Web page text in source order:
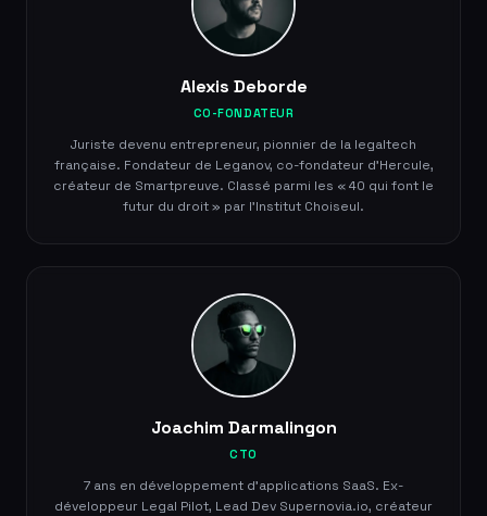
Alexis Deborde
CO-FONDATEUR
Juriste devenu entrepreneur, pionnier de la legaltech
française. Fondateur de Leganov, co-fondateur d'Hercule,
créateur de Smartpreuve. Classé parmi les « 40 qui font le
futur du droit » par l'Institut Choiseul.
Joachim Darmalingon
CTO
7 ans en développement d'applications SaaS. Ex-
développeur Legal Pilot, Lead Dev Supernovia.io, créateur